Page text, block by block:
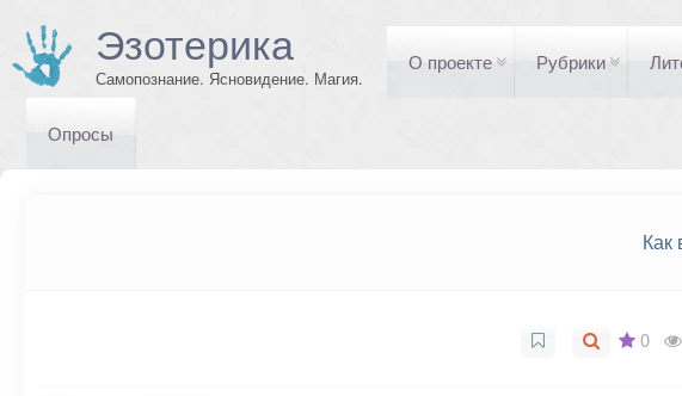
Эзотерика
Самопознание. Ясновидение. Магия.
О проекте Рубрики
Опросы
Как
0